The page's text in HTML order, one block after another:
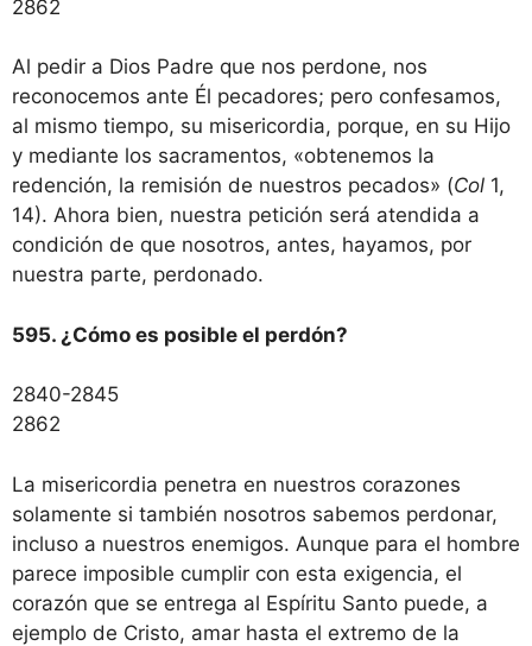
2862
Al pedir a Dios Padre que nos perdone, nos
reconocemos ante Él pecadores; pero confesamos,
al mismo tiempo, su misericordia, porque, en su Hijo
y mediante los sacramentos, «obtenemos la
redención, la remisión de nuestros pecados» (Col 1,
14). Ahora bien, nuestra petición será atendida a
condición de que nosotros, antes, hayamos, por
nuestra parte, perdonado.
595. ¿Cómo es posible el perdón?
2840-2845
2862
La misericordia penetra en nuestros corazones
solamente si también nosotros sabemos perdonar,
incluso a nuestros enemigos. Aunque para el hombre
parece imposible cumplir con esta exigencia, el
corazón que se entrega al Espíritu Santo puede, a
ejemplo de Cristo, amar hasta el extremo de la